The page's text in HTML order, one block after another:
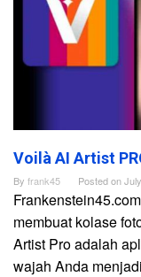
Voilà AI Artist
By frank45 Posted on
membuat kolase
Artist Pro adalah
wajah Anda